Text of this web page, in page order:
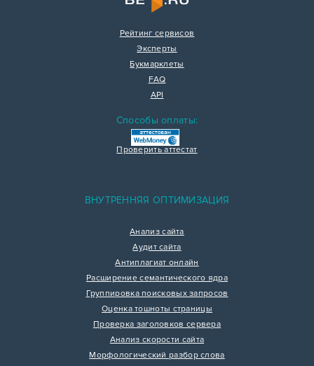
Рейтинг сервисов
Эксперты
Букмарклеты
FAQ
API
Способы оплаты:
Проверить аттестат
ВНУТРЕННЯЯ ОПТИМИЗАЦИЯ
Анализ сайта
Аудит сайта
Антиплагиат онлайн
Расширение семантического ядра
Группировка поисковых запросов
Оценка тошноты страницы
Проверка заголовков сервера
Анализ скорости сайта
Морфологический разбор слова